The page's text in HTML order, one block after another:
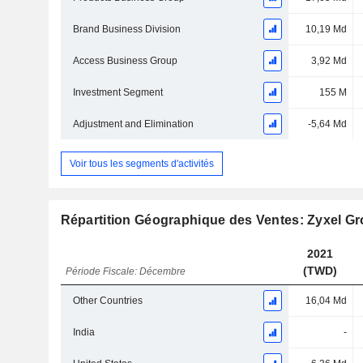
Brand Business Division 10,19 Md
Access Business Group 3,92 Md
Investment Segment 155 M
Adjustment and Elimination -5,64 Md
Voir tous les segments d'activités
Répartition Géographique des Ventes: Zyxel
Période Fiscale: Décembre
2021
(TWD)
Other Countries 16,04 Md
India -